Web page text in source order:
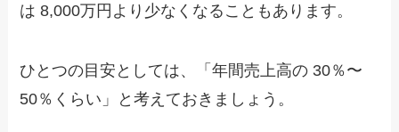
は 8,000万円より少なくなることもあります。
ひとつの目安としては、「年間売上高の 30％〜
50％くらい」と考えておきましょう。